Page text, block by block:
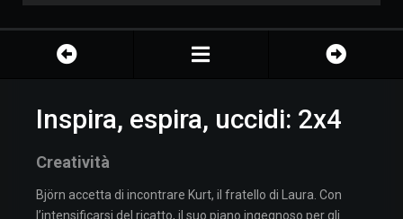
Inspira, espira, uccidi: 2x4
Creatività
Björn accetta di incontrare Kurt, il fratello di Laura. Con
l’intensificarsi del ricatto, il suo piano ingegnoso per gli